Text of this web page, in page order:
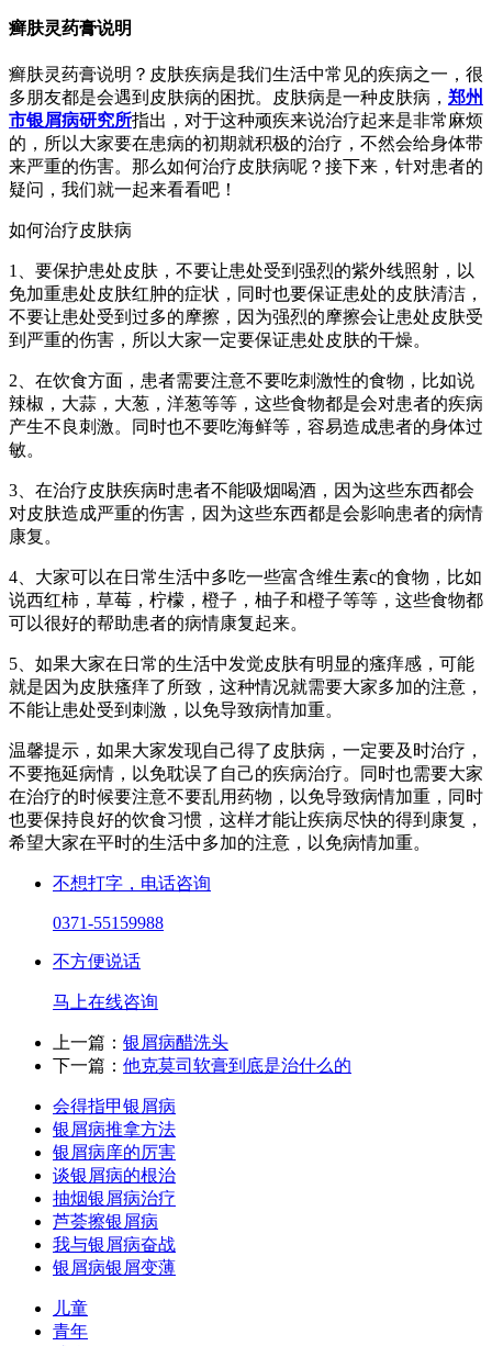
癣肤灵药膏说明
癣肤灵药膏说明？皮肤疾病是我们生活中常见的疾病之一，很
多朋友都是会遇到皮肤病的困扰。皮肤病是一种皮肤病， 郑州
市银屑病研究所指出，对于这种顽疾来说治疗起来是非常麻烦
的，所以大家要在患病的初期就积极的治疗，不然会给身体带
来严重的伤害。那么如何治疗皮肤病呢？接下来，针对患者的
疑问，我们就一起来看看吧！
如何治疗皮肤病
1、要保护患处皮肤，不要让患处受到强烈的紫外线照射，以
免加重患处皮肤红肿的症状，同时也要保证患处的皮肤清洁，
不要让患处受到过多的摩擦，因为强烈的摩擦会让患处皮肤受
到严重的伤害，所以大家一定要保证患处皮肤的干燥。
2、在饮食方面，患者需要注意不要吃刺激性的食物，比如说
辣椒，大蒜，大葱，洋葱等等，这些食物都是会对患者的疾病
产生不良刺激。同时也不要吃海鲜等，容易造成患者的身体过
敏。
3、在治疗皮肤疾病时患者不能吸烟喝酒，因为这些东西都会
对皮肤造成严重的伤害，因为这些东西都是会影响患者的病情
康复。
4、大家可以在日常生活中多吃一些富含维生素c的食物，比如
说西红柿，草莓，柠檬，橙子，柚子和橙子等等，这些食物都
可以很好的帮助患者的病情康复起来。
5、如果大家在日常的生活中发觉皮肤有明显的瘙痒感，可能
就是因为皮肤瘙痒了所致，这种情况就需要大家多加的注意，
不能让患处受到刺激，以免导致病情加重。
温馨提示，如果大家发现自己得了皮肤病，一定要及时治疗，
不要拖延病情，以免耽误了自己的疾病治疗。同时也需要大家
在治疗的时候要注意不要乱用药物，以免导致病情加重，同时
也要保持良好的饮食习惯，这样才能让疾病尽快的得到康复，
希望大家在平时的生活中多加的注意，以免病情加重。
不想打字，电话咨询
0371-55159988
不方便说话
马上在线咨询
上一篇： 银屑病醋洗头
下一篇： 他克莫司软膏到底是治什么的
会得指甲银屑病
银屑病推拿方法
银屑病庠的厉害
谈银屑病的根治
抽烟银屑病治疗
芦荟擦银屑病
我与银屑病奋战
银屑病银屑变薄
儿童
青年